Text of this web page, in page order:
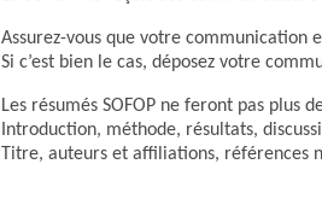
Assurez-vous que votre communication
Si c’est bien le cas, déposez votre
Les résumés SOFOP ne feront pas plus
Introduction, méthode, résultats,
Titre, auteurs et affiliations, références